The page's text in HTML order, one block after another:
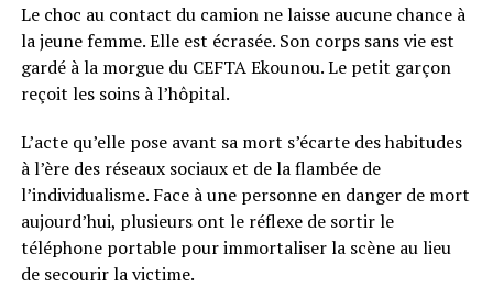
Le choc au contact du camion ne laisse aucune chance à
la jeune femme. Elle est écrasée. Son corps sans vie est
gardé à la morgue du CEFTA Ekounou. Le petit garçon
reçoit les soins à l’hôpital.
L’acte qu’elle pose avant sa mort s’écarte des habitudes
à l’ère des réseaux sociaux et de la flambée de
l’individualisme. Face à une personne en danger de mort
aujourd’hui, plusieurs ont le réflexe de sortir le
téléphone portable pour immortaliser la scène au lieu
de secourir la victime.